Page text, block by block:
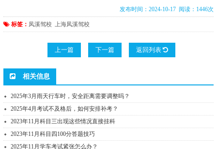
发布时间：2024-10-17 阅读：1446次
标签： 凤溪驾校 上海凤溪驾校
上一篇 下一篇 返回列表
相关信息
2025年3月雨天行车时，安全距离需要调整吗？
2025年4月考试不及格后，如何安排补考？
2023年11月科目三出现这些情况直接挂科
2023年11月科目四100分答题技巧
2025年11月学车考试紧张怎么办？